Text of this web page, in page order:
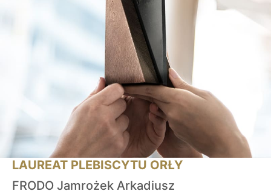
LAUREAT PLEBISCYTU ORŁY
FRODO Jamrożek Arkadiusz